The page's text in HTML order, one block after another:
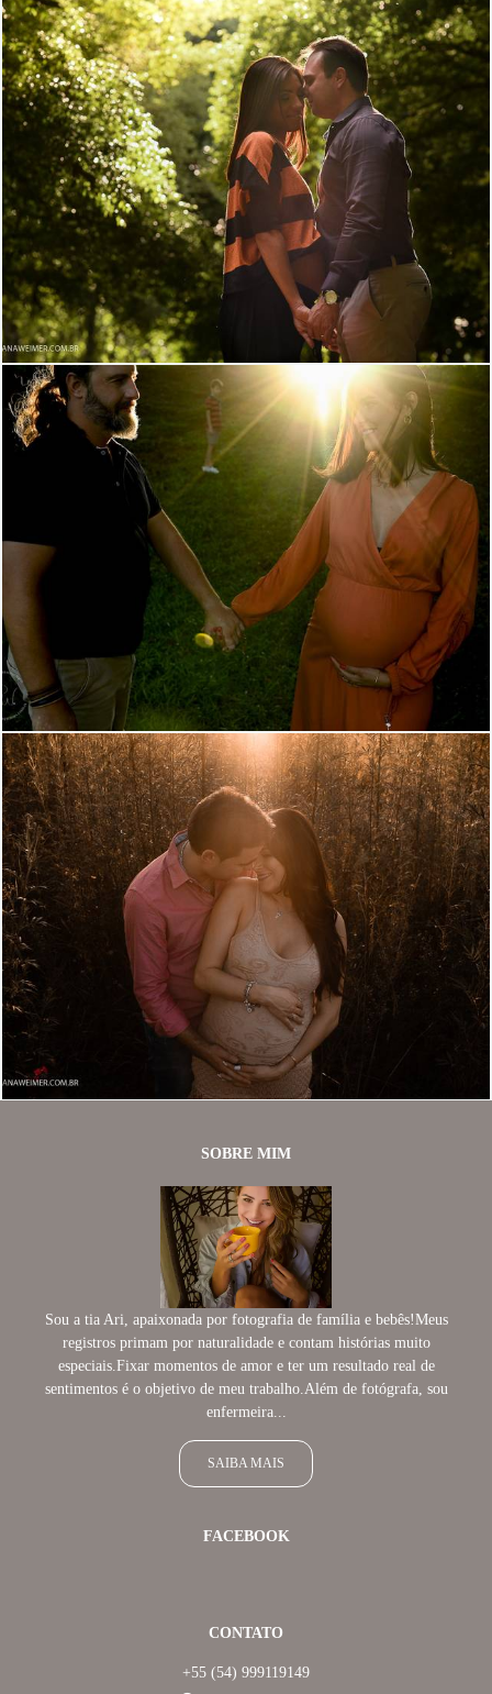
1594 0
1001
1480 84
SOBRE MIM
Sou a tia Ari, apaixonada por fotografia de família e bebês!Meus
registros primam por naturalidade e contam histórias muito
especiais.Fixar momentos de amor e ter um resultado real de
sentimentos é o objetivo de meu trabalho.Além de fotógrafa, sou
enfermeira...
SAIBA MAIS
FACEBOOK
CONTATO
+55 (54) 999119149